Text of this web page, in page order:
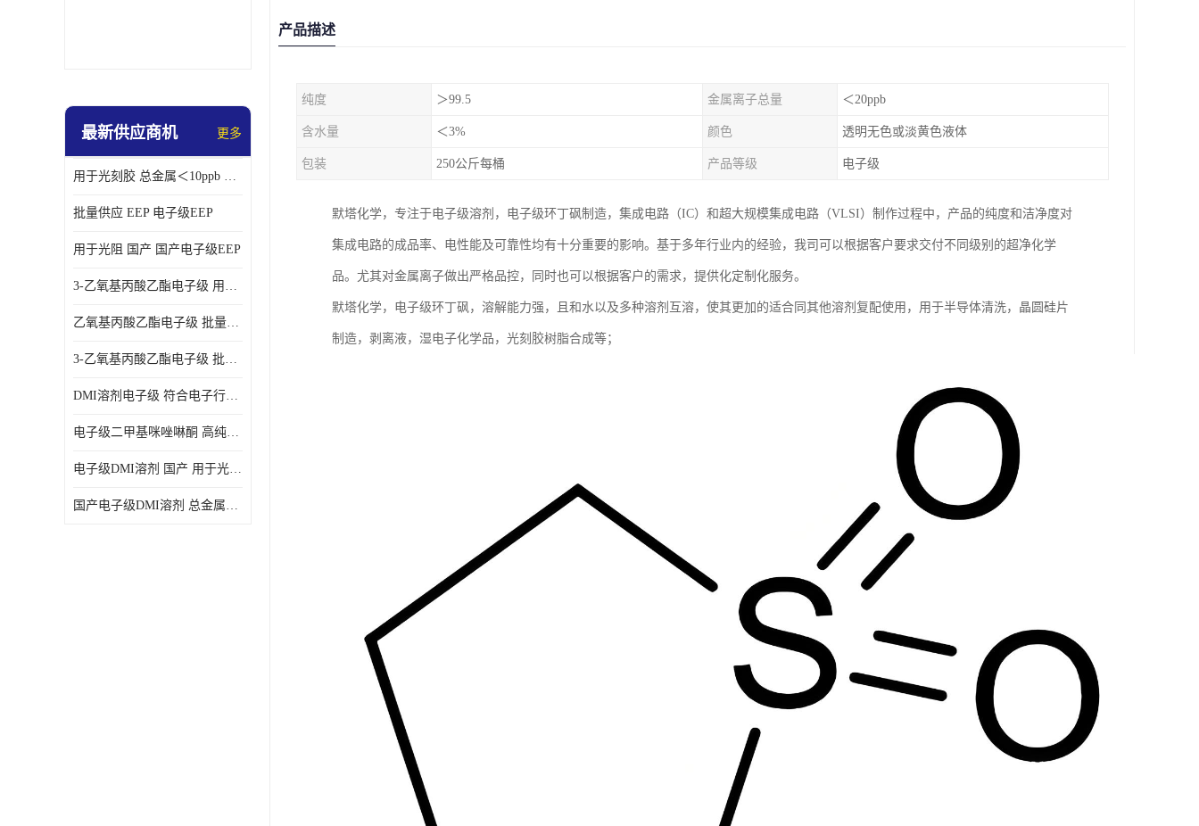
最新供应商机 更多
用于光刻胶 总金属＜10ppb 电子级EEP溶剂
批量供应 EEP 电子级EEP
用于光阻 国产 国产电子级EEP
3-乙氧基丙酸乙酯电子级 用于剥离液 国产
乙氧基丙酸乙酯电子级 批量供应 电子级
3-乙氧基丙酸乙酯电子级 批量供应
DMI溶剂电子级 符合电子行业要求
电子级二甲基咪唑啉酮 高纯度 用于光阻
电子级DMI溶剂 国产 用于光刻胶
国产电子级DMI溶剂 总金属小于20ppb 用于半导体清洗
产品描述
纯度 ＞99.5 金属离子总量 ＜20ppb
含水量 ＜3% 颜色 透明无色或淡黄色液体
包装 250公斤每桶 产品等级 电子级
默塔化学，专注于电子级溶剂，电子级环丁砜制造，集成电路（IC）和超大规模集成电路（VLSI）制作过程中，产品的纯度和洁净度对
集成电路的成品率、电性能及可靠性均有十分重要的影响。基于多年行业内的经验，我司可以根据客户要求交付不同级别的超净化学
品。尤其对金属离子做出严格品控，同时也可以根据客户的需求，提供化定制化服务。
默塔化学，电子级环丁砜，溶解能力强，且和水以及多种溶剂互溶，使其更加的适合同其他溶剂复配使用，用于半导体清洗，晶圆硅片
制造，剥离液，湿电子化学品，光刻胶树脂合成等；